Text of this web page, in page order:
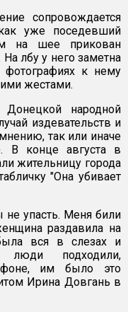
сопровождается
уже поседевший
на шее прикован
лбу у него заметна
фотографиях к нему
жестами.
народной
издевательств и
так или иначе
В конце августа в
жительницу города
"Она убивает
не упасть. Меня били
раздавила на
вся в слезах и
люди подходили,
фоне, им было это
Ирина Довгань в